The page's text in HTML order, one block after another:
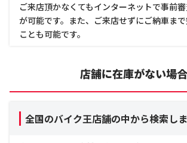
ご来店頂かなくてもインターネットで事前
が可能です。また、ご来店せずにご納車ま
ことも可能です。
店舗に在庫がない場合
全国のバイク王店舗の中から検索し